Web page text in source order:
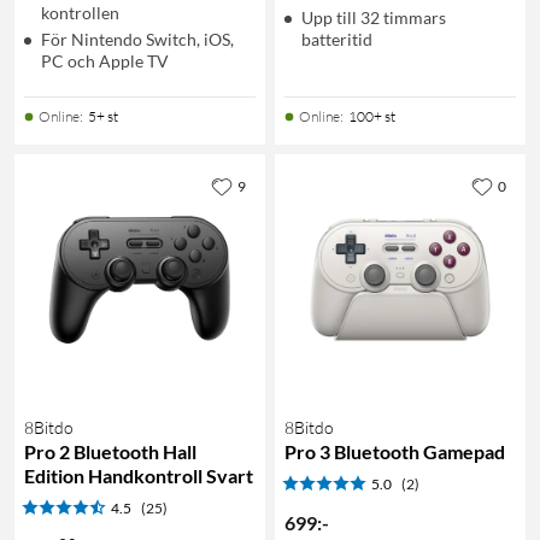
kontrollen
För Nintendo Switch, iOS,
PC och Apple TV
Online: 5+ st
Upp till 32 timmars
batteritid
Online: 100+ st
8Bitdo
Pro 2 Bluetooth Hall
Edition Handkontroll Svart
4.5 (25)
9
8Bitdo
Pro 3 Bluetooth Gamepad
5.0 (2)
699:-
0